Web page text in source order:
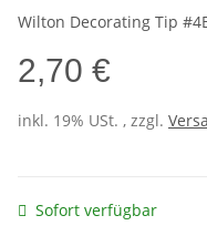
Wilton Decorating Tip
2,70 €
inkl. 19% USt. , zzgl.
Sofort verfügbar